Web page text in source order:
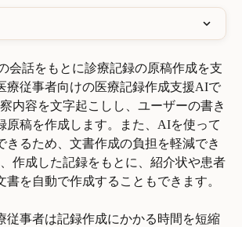
会話をもとに診療記録の原稿作成を支
療従事者向けの医療記録作成支援AIで
内容を文字起こしし、ユーザーの書き
原稿を作成します。また、AIを使って
きるため、文書作成の負担を軽減でき
作成した記録をもとに、紹介状や患者
書を自動で作成することもできます。
従事者は記録作成にかかる時間を短縮